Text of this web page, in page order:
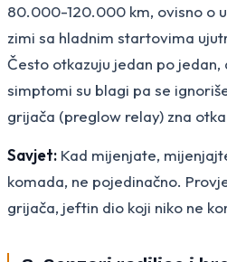
80.000-120.000 km, ovisno o
zimi sa hladnim startovima
Često otkazuju jedan po jedan,
simptomi su blagi pa se
grijača (preglow relay) zna
Savjet: Kad mijenjate,
komada, ne pojedinačno.
grijača, jeftin dio koji niko ne